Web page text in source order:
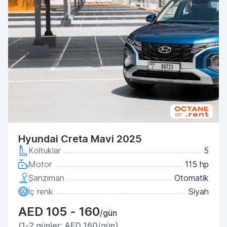
Hyundai Creta Mavi 2025
Koltuklar
5
Motor
115 hp
Şanzıman
Otomatik
İç renk
Siyah
AED 105 - 160/gün